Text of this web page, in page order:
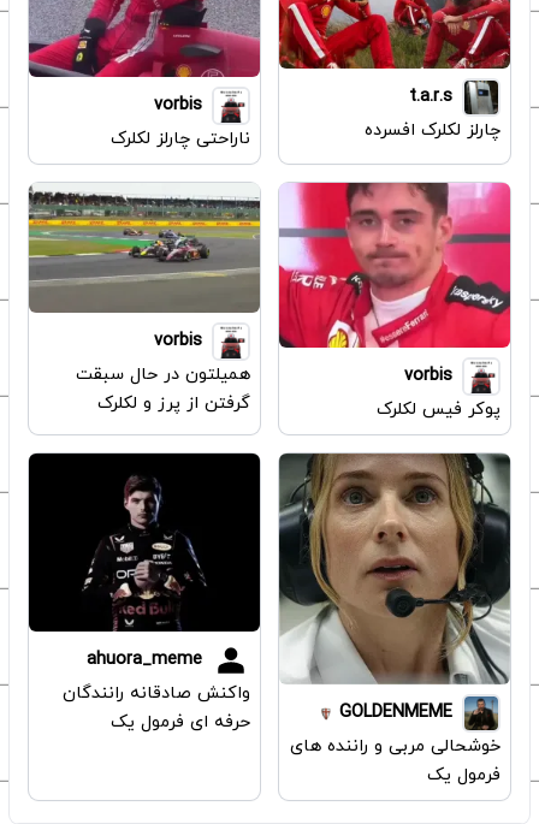
t.a.r.s
چارلز لکلرک افسرده
vorbis
ناراحتی چارلز لکلرک
vorbis
پوکر فیس لکلرک
vorbis
همیلتون در حال سبقت
گرفتن از پرز و لکلرک
GOLDENMEME
خوشحالی مربی و راننده های
فرمول یک
ahuora_meme
واکنش صادقانه رانندگان
حرفه ای فرمول یک